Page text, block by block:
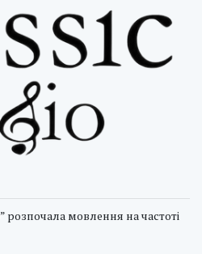
” розпочала мовлення на частоті